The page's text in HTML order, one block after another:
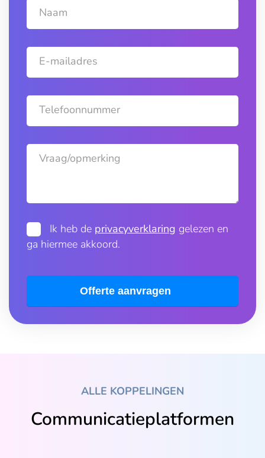
Naam
E-mailadres
Telefoonnummer
Vraag/opmerking
Ik heb de privacyverklaring gelezen en
ga hiermee akkoord.
Offerte aanvragen
ALLE KOPPELINGEN
Communicatieplatformen